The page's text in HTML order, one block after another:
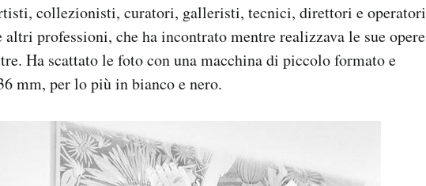
collezionisti, curatori, galleristi, tecnici, direttori e operatori
professioni, che ha incontrato mentre realizzava le sue opere
Ha scattato le foto con una macchina di piccolo formato e
mm, per lo più in bianco e nero.